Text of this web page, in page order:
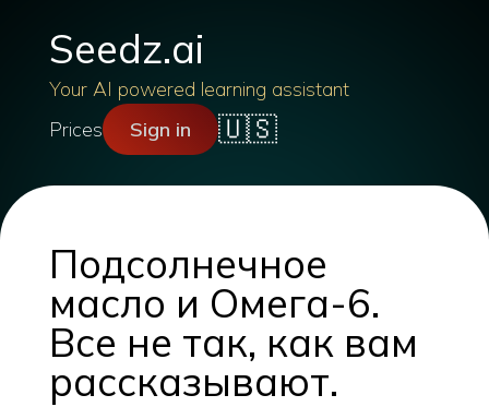
Seedz.ai
Your AI powered learning assistant
Prices
Sign in 🇺🇸
Подсолнечное
масло и Омега-6.
Все не так, как вам
рассказывают.